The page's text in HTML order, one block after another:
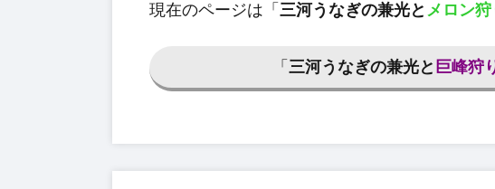
現在のページは「 三河うなぎの兼光と メロン狩
「 三河うなぎの兼光と 巨峰狩